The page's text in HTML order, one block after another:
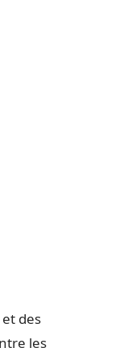
des
les